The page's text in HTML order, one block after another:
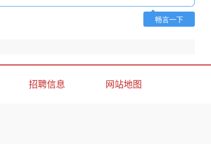
畅言一下
招聘信息 网站地图